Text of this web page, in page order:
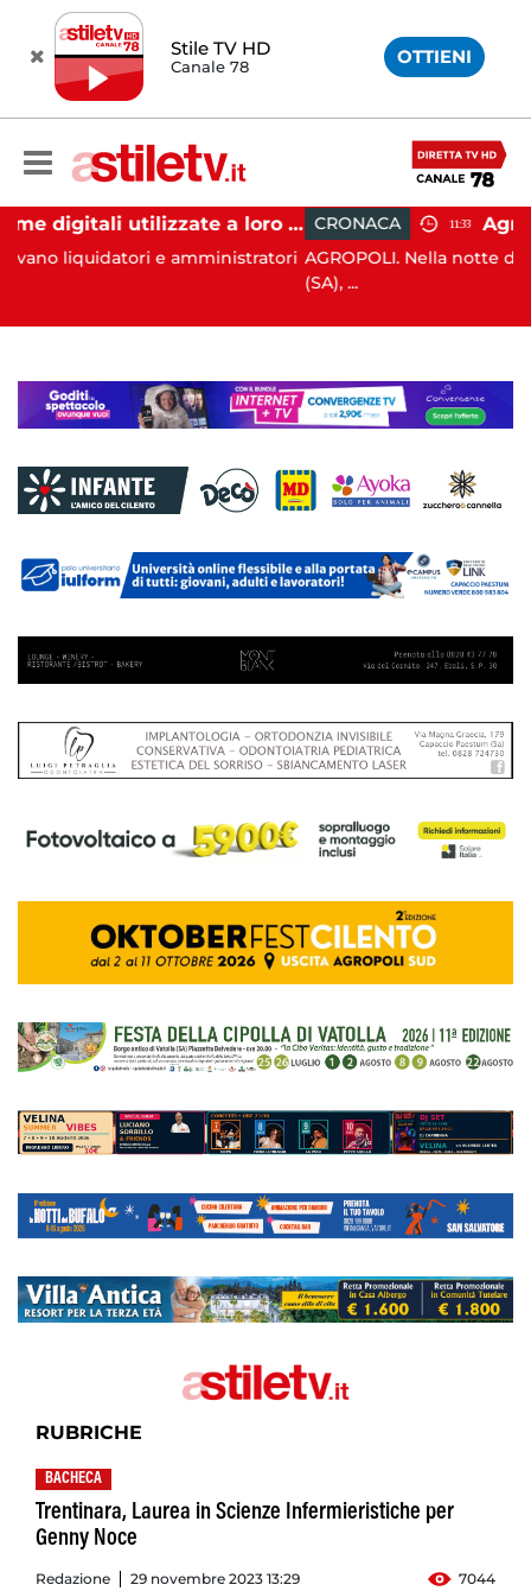
Stile TV HD
Canale 78 OTTIENI
Firme digitali utilizzate a loro insaputa: 9 indagati nel Vallo di Diano
e amministratori
CRONACA 11:33
AGROPOLI. Nella notte del 6 agosto
RUBRICHE
BACHECA
Trentinara, Laurea in Scienze Infermieristiche per
Genny Noce
Redazione 29 novembre 2023 13:29 7044